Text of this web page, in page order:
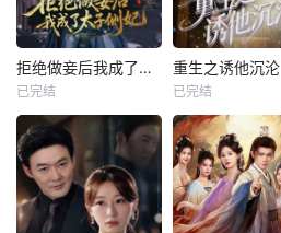
拒绝做妾后我成了太子侧妃
已完结
重生之诱他沉沦
已完结